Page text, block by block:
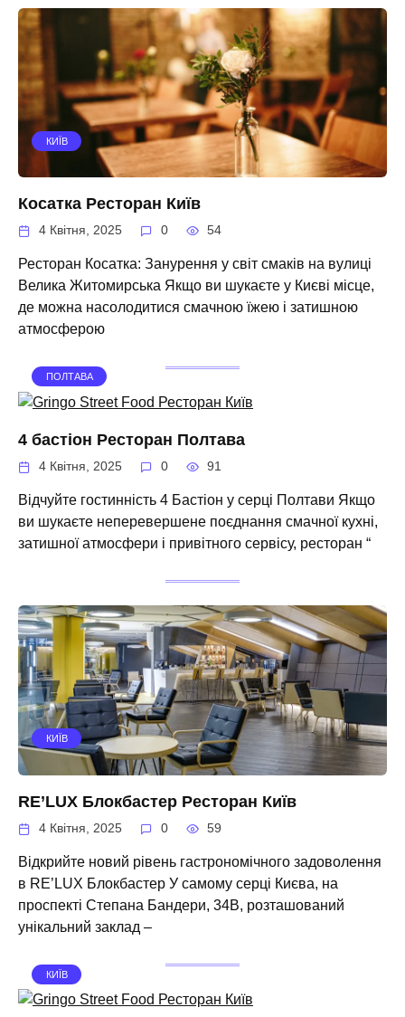
КИЇВ
Косатка Ресторан Київ
4 Квітня, 2025 0 54
Ресторан Косатка: Занурення у світ смаків на вулиці
Велика Житомирська Якщо ви шукаєте у Києві місце,
де можна насолодитися смачною їжею і затишною
атмосферою
ПОЛТАВА
4 бастіон Ресторан Полтава
4 Квітня, 2025 0 91
Відчуйте гостинність 4 Бастіон у серці Полтави Якщо
ви шукаєте неперевершене поєднання смачної кухні,
затишної атмосфери і привітного сервісу, ресторан “
КИЇВ
RE’LUX Блокбастер Ресторан Київ
4 Квітня, 2025 0 59
Відкрийте новий рівень гастрономічного задоволення
в RE’LUX Блокбастер У самому серці Києва, на
проспекті Степана Бандери, 34В, розташований
унікальний заклад –
КИЇВ